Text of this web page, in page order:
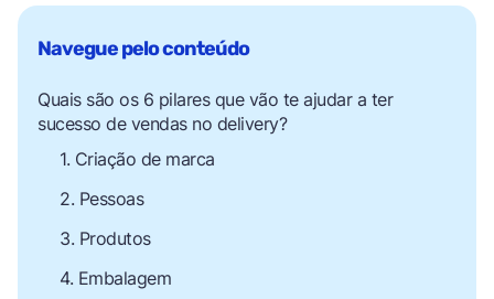
Quais são os 6 pilares que vão te ajudar a ter
sucesso de vendas no delivery?
1. Criação de marca
2. Pessoas
3. Produtos
4. Embalagem